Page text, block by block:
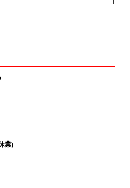
業)